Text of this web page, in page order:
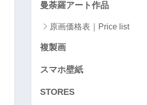
曼荼羅アート作品
原画価格表｜Price list
複製画
スマホ壁紙
STORES